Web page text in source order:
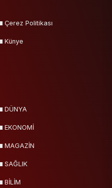
Çerez Politikası
Künye
DÜNYA
EKONOMİ
MAGAZİN
SAĞLIK
BİLİM